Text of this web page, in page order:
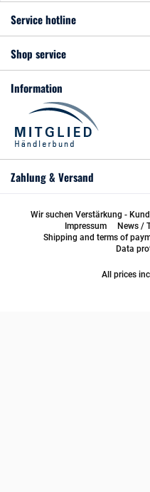
Service hotline
Shop service
Information
Zahlung & Versand
Wir suchen Verstärkung -
Impressum
News /
Shipping and terms of
Data
All prices